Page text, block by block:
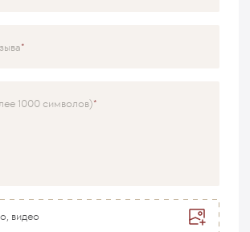
1000 символов)
видео